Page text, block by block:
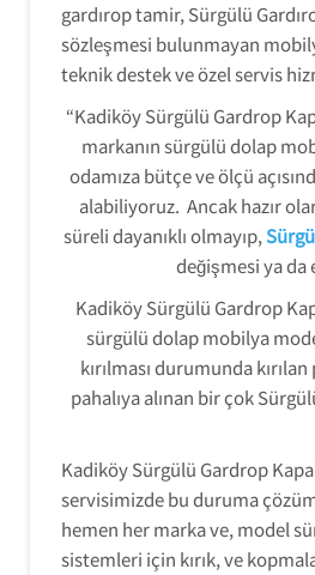
gardırop tamir, Sürgülü
sözleşmesi bulunmayan
teknik destek ve özel servis
“Kadiköy Sürgülü Gardrop
markanın sürgülü dolap
odamıza bütçe ve ölçü
alabiliyoruz. Ancak hazır
süreli dayanıklı olmayıp,
değişmesi ya da
Kadiköy Sürgülü Gardrop
sürgülü dolap mobilya
kırılması durumunda
pahalıya alınan bir çok
Kadiköy Sürgülü Gardrop
servisimizde bu duruma
hemen her marka ve, model
sistemleri için kırık, ve